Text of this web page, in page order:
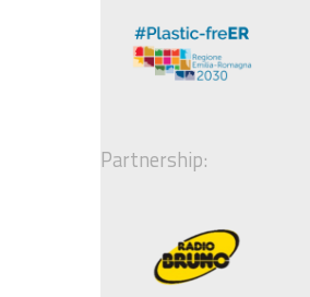
Partnership: